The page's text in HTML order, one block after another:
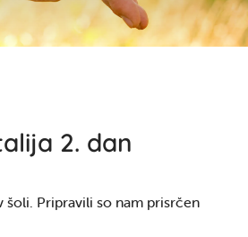
2. dan
šoli. Pripravili so nam prisrčen